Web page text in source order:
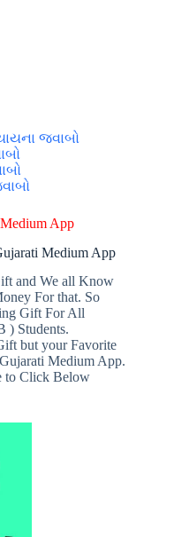
જવાબો
App
Medium App
and We all Know
For that. So
Gift For All
) Students.
but your Favorite
Medium App.
to Click Below